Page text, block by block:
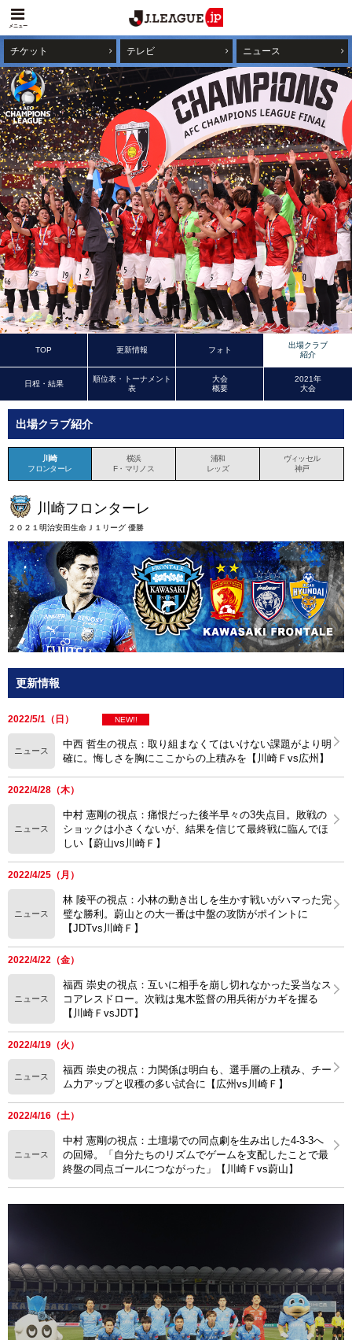
メニュー
チケット テレビ ニュース
TOP 更新情報 フォト
出場クラブ
紹介
日程・結果
順位表・トーナメント
表
大会
概要
2021年
大会
出場クラブ紹介
川崎
フロンターレ
横浜
F・マリノス
浦和
レッズ
ヴィッセル
神戸
川崎フロンターレ
２０２１明治安田生命Ｊ１リーグ 優勝
更新情報
2022/5/1（日） NEW!!
ニュース
中西 哲生の視点：取り組まなくてはいけない課題がより明
確に。悔しさを胸にここからの上積みを【川崎Ｆvs広州】
2022/4/28（木）
ニュース
中村 憲剛の視点：痛恨だった後半早々の3失点目。敗戦の
ショックは小さくないが、結果を信じて最終戦に臨んでほ
しい【蔚山vs川崎Ｆ】
2022/4/25（月）
ニュース
林 陵平の視点：小林の動き出しを生かす戦いがハマった完
璧な勝利。蔚山との大一番は中盤の攻防がポイントに
【JDTvs川崎Ｆ】
2022/4/22（金）
ニュース
福西 崇史の視点：互いに相手を崩し切れなかった妥当なス
コアレスドロー。次戦は鬼木監督の用兵術がカギを握る
【川崎ＦvsJDT】
2022/4/19（火）
ニュース
福西 崇史の視点：力関係は明白も、選手層の上積み、チー
ム力アップと収穫の多い試合に【広州vs川崎Ｆ】
2022/4/16（土）
ニュース
中村 憲剛の視点：土壇場での同点劇を生み出した4-3-3へ
の回帰。「自分たちのリズムでゲームを支配したことで最
終盤の同点ゴールにつながった」【川崎Ｆvs蔚山】